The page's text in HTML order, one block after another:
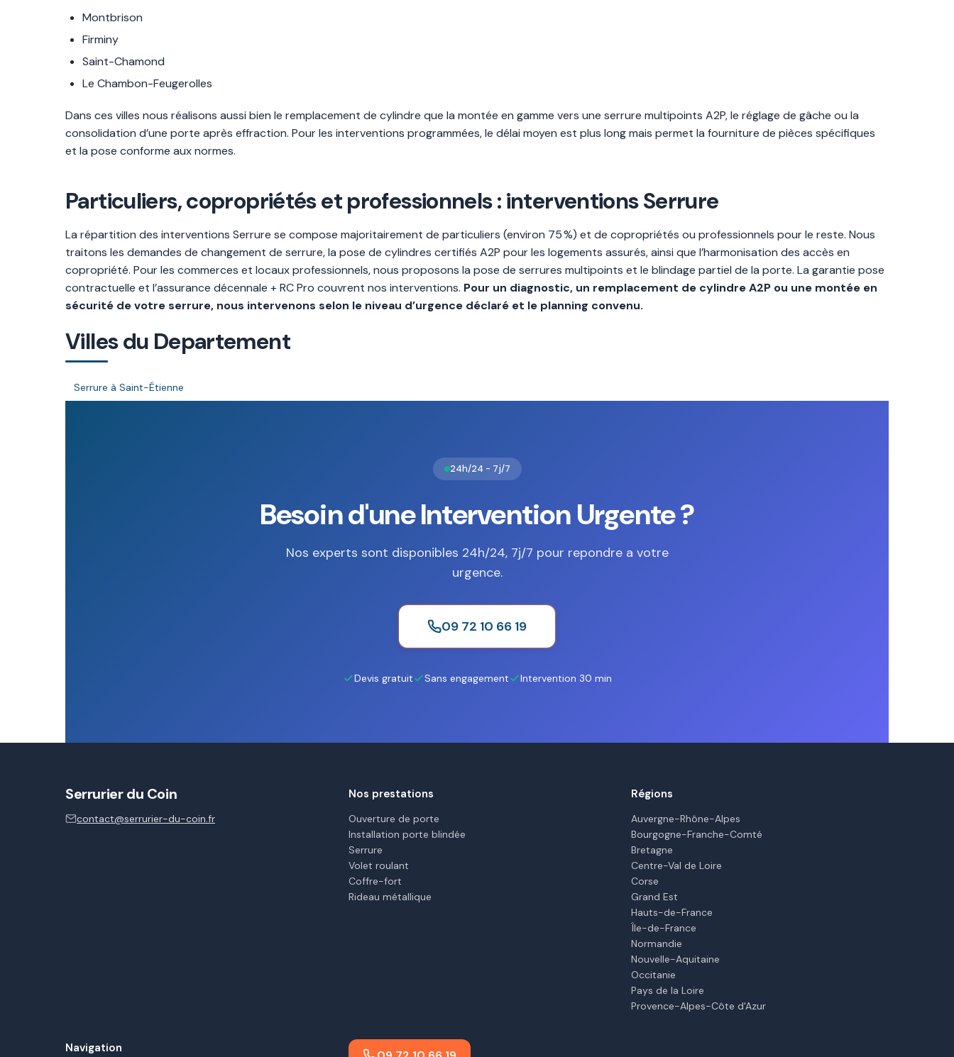
Montbrison
Firminy
Saint-Chamond
Le Chambon-Feugerolles
Dans ces villes nous réalisons aussi bien le remplacement de cylindre que la montée en gamme vers une serrure multipoints A2P, le réglage de gâche ou la
consolidation d’une porte après effraction. Pour les interventions programmées, le délai moyen est plus long mais permet la fourniture de pièces spécifiques
et la pose conforme aux normes.
Particuliers, copropriétés et professionnels : interventions Serrure
La répartition des interventions Serrure se compose majoritairement de particuliers (environ 75 %) et de copropriétés ou professionnels pour le reste. Nous
traitons les demandes de changement de serrure, la pose de cylindres certifiés A2P pour les logements assurés, ainsi que l’harmonisation des accès en
copropriété. Pour les commerces et locaux professionnels, nous proposons la pose de serrures multipoints et le blindage partiel de la porte. La garantie pose
contractuelle et l’assurance décennale + RC Pro couvrent nos interventions. Pour un diagnostic, un remplacement de cylindre A2P ou une montée en
sécurité de votre serrure, nous intervenons selon le niveau d’urgence déclaré et le planning convenu.
Villes du Departement
Serrure à Saint-Étienne
24h/24 - 7j/7
Besoin d'une Intervention Urgente ?
Nos experts sont disponibles 24h/24, 7j/7 pour repondre a votre
urgence.
09 72 10 66 19
Devis gratuit Sans engagement Intervention 30 min
Serrurier du Coin
contact@serrurier-du-coin.fr
Nos prestations
Ouverture de porte
Installation porte blindée
Serrure
Volet roulant
Coffre-fort
Rideau métallique
Régions
Auvergne-Rhône-Alpes
Bourgogne-Franche-Comté
Bretagne
Centre-Val de Loire
Corse
Grand Est
Hauts-de-France
Île-de-France
Normandie
Nouvelle-Aquitaine
Occitanie
Pays de la Loire
Provence-Alpes-Côte d'Azur
Navigation